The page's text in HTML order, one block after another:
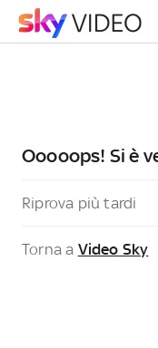
Ooooops! Si è
Riprova più tardi
Torna a Video Sky